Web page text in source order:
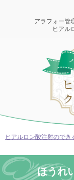
アラフォー管
ヒアル
ヒアルロン酸注射のでき
ほうれ